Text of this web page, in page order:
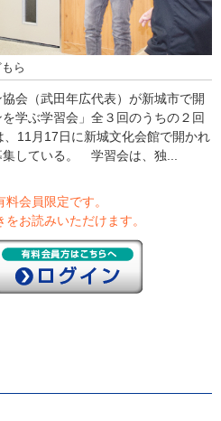
ら
会（武田年広代表）が新城市で開
学ぶ学習会」全３回のうちの２回
11月17日に新城文化会館で開かれ
している。 学習会は、独...
料会員限定です。
お読みいただけます。